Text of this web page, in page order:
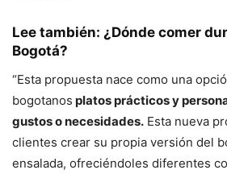
Lee también: ¿Dónde comer
Bogotá?
“Esta propuesta nace como una
bogotanos platos prácticos y
gustos o necesidades. Esta nueva
clientes crear su propia versión del
ensalada, ofreciéndoles diferentes